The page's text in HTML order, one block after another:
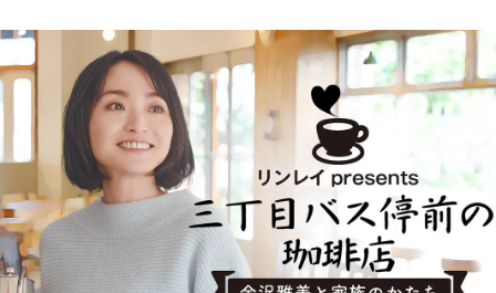
お知らせ
イベント・グッズ
YouTube
会社情報